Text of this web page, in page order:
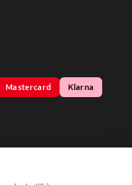
Mastercard Klarna